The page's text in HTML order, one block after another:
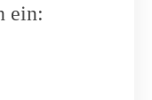
ein: